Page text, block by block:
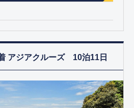
アジアクルーズ 10泊11日